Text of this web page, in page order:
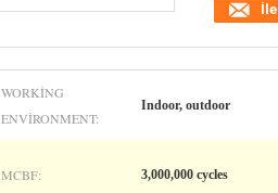
WORKING
ENVIRONMENT:
Indoor, outdoor
MCBF: 3,000,000 cycles